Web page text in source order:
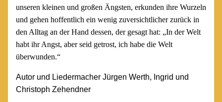
unseren kleinen und großen Ängsten, erkunden ihre Wurzeln
und gehen hoffentlich ein wenig zuversichtlicher zurück in
den Alltag an der Hand dessen, der gesagt hat: „In der Welt
habt ihr Angst, aber seid getrost, ich habe die Welt
überwunden.“
Autor und Liedermacher Jürgen Werth, Ingrid und
Christoph Zehendner